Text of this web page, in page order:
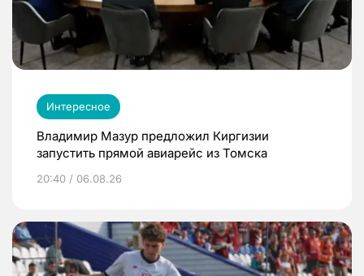
Интересное
Владимир Мазур предложил Киргизии
запустить прямой авиарейс из Томска
20:40 / 06.08.26